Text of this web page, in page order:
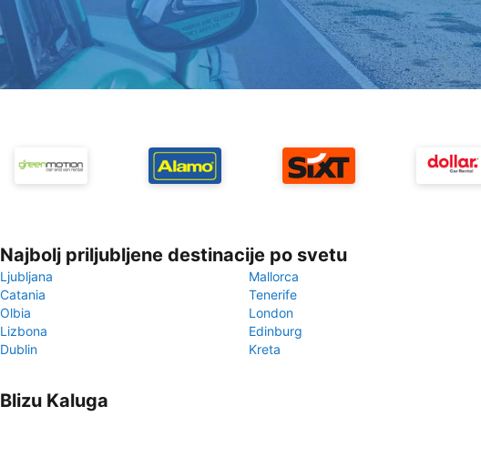
Najbolj priljubljene destinacije po svetu
Ljubljana
Mallorca
Catania
Tenerife
Olbia
London
Lizbona
Edinburg
Dublin
Kreta
Blizu Kaluga